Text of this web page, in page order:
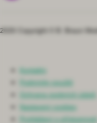
2026 Copyright © B. Braun
Kontakty
Podmínky použití
Ochrana osobních údajů
Nastavení cookies
Prohlášení o přístupnosti